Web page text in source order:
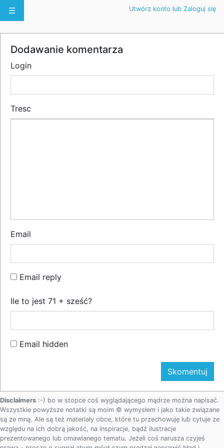
☰ Utwórz konto lub Zaloguj się
Dodawanie komentarza
Login
Tresc
Email
Email reply
Ile to jest 71 + sześć?
Email hidden
Disclaimers :-) bo w stopce coś wyglądającego mądrze można napisać.
Wszystkie powyższe notatki są moim © wymysłem i jako takie związane
są ze mną. Ale są też materiały obce, które tu przechowuję lub cytuje ze
względu na ich dobrą jakość, na inspiracje, bądź ilustracje
prezentowanego lub omawianego tematu. Jeżeli coś narusza czyjeś